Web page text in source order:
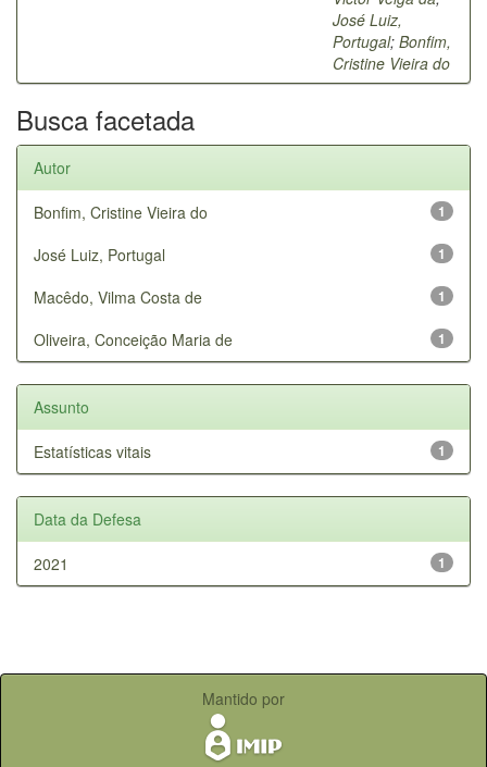
José Luiz,
Portugal; Bonfim,
Cristine Vieira do
Busca facetada
Autor
1
Bonfim, Cristine Vieira do
1
José Luiz, Portugal
1
Macêdo, Vilma Costa de
1
Oliveira, Conceição Maria de
Assunto
1
Estatísticas vitais
Data da Defesa
1
2021
Mantido por